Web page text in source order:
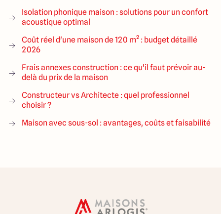
Isolation phonique maison : solutions pour un confort
acoustique optimal
Coût réel d'une maison de 120 m² : budget détaillé
2026
Frais annexes construction : ce qu'il faut prévoir au-
delà du prix de la maison
Constructeur vs Architecte : quel professionnel
choisir ?
Maison avec sous-sol : avantages, coûts et faisabilité